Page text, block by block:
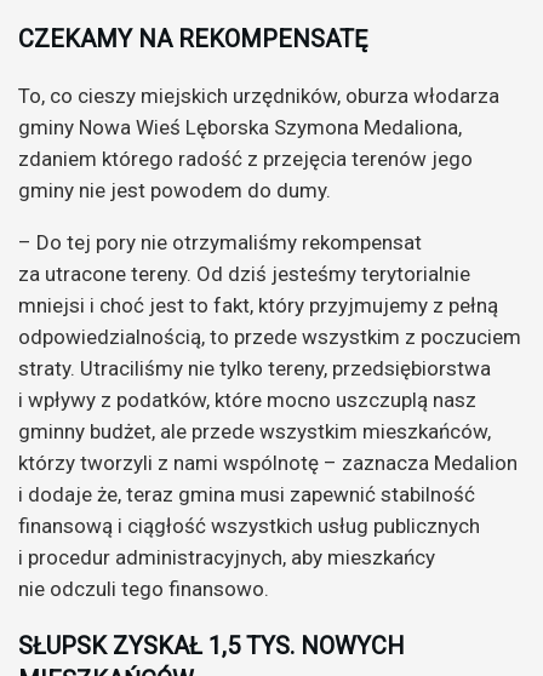
CZEKAMY NA REKOMPENSATĘ
To, co cieszy miejskich urzędników, oburza włodarza
gminy Nowa Wieś Lęborska Szymona Medaliona,
zdaniem którego radość z przejęcia terenów jego
gminy nie jest powodem do dumy.
– Do tej pory nie otrzymaliśmy rekompensat
za utracone tereny. Od dziś jesteśmy terytorialnie
mniejsi i choć jest to fakt, który przyjmujemy z pełną
odpowiedzialnością, to przede wszystkim z poczuciem
straty. Utraciliśmy nie tylko tereny, przedsiębiorstwa
i wpływy z podatków, które mocno uszczuplą nasz
gminny budżet, ale przede wszystkim mieszkańców,
którzy tworzyli z nami wspólnotę – zaznacza Medalion
i dodaje że, teraz gmina musi zapewnić stabilność
finansową i ciągłość wszystkich usług publicznych
i procedur administracyjnych, aby mieszkańcy
nie odczuli tego finansowo.
SŁUPSK ZYSKAŁ 1,5 TYS. NOWYCH